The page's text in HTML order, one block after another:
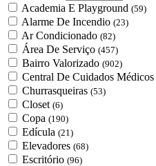
Academia E Playground (59)
Alarme De Incendio (23)
Ar Condicionado (82)
Área De Serviço (457)
Bairro Valorizado (902)
Central De Cuidados Médicos
Churrasqueiras (53)
Closet (6)
Copa (190)
Edícula (21)
Elevadores (68)
Escritório (96)